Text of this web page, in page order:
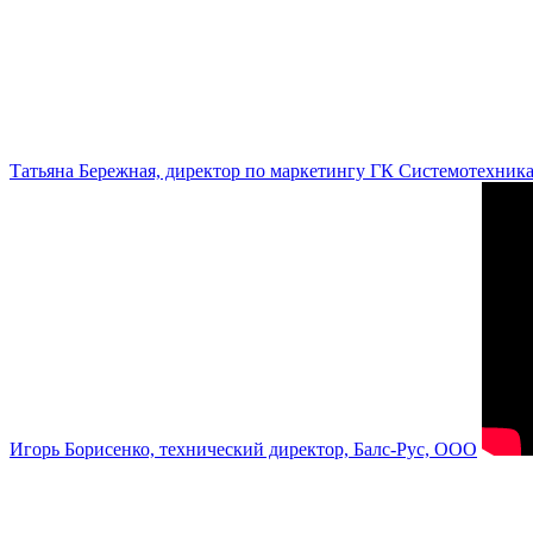
Татьяна Бережная, директор по маркетингу ГК Системотехника
Игорь Борисенко, технический директор, Балс-Рус, ООО